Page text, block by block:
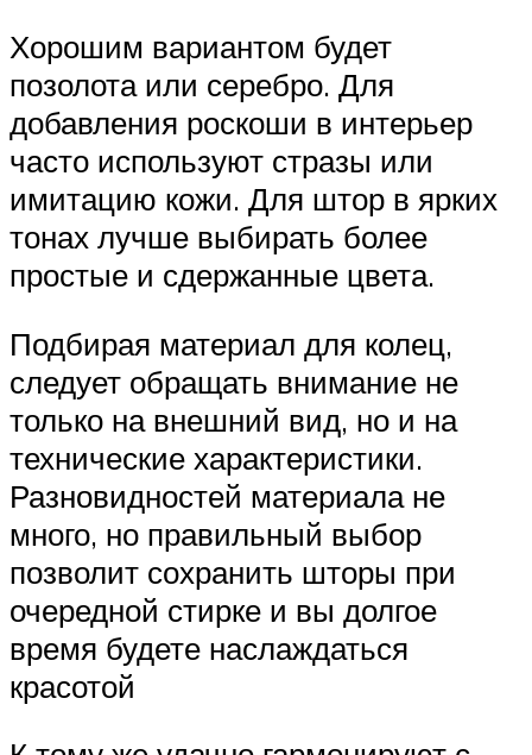
Хорошим вариантом будет
позолота или серебро. Для
добавления роскоши в интерьер
часто используют стразы или
имитацию кожи. Для штор в ярких
тонах лучше выбирать более
простые и сдержанные цвета.
Подбирая материал для колец,
следует обращать внимание не
только на внешний вид, но и на
технические характеристики.
Разновидностей материала не
много, но правильный выбор
позволит сохранить шторы при
очередной стирке и вы долгое
время будете наслаждаться
красотой